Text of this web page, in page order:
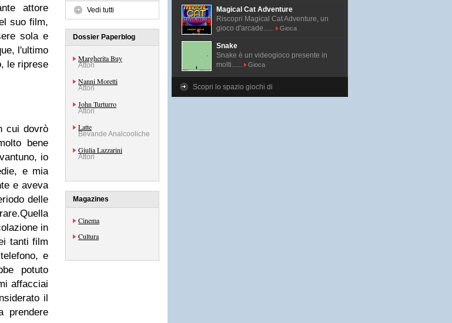
attore
suo film,
sola e
l'ultimo
le riprese
cui dovrò
bene
io
e mia
e aveva
delle
in
tanti film
e
potuto
affacciai
il
prendere
Vedi tutti
Dossier Paperblog
Margherita Buy
Attori
Nanni Moretti
Attori
John Turturro
Attori
Latte
Bevande Analcooliche
Giulia Lazzarini
Attori
Magazines
Cinema
Cultura
Magical Cat Adventure
Riscopri Magical Cat Adventure, un
gioco d'arcade......
Gioca
Snake
Snake è un videogioco presente in
molti......
Gioca
Scopri lo spazio giochi di